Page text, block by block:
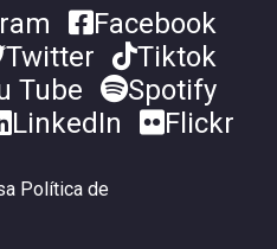
Facebook
Twitter
Tiktok
Tube
Spotify
LinkedIn
Flickr
Política de